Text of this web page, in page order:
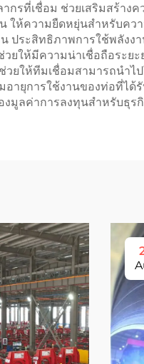
กรที่เชื่อม ช่วยเสริมสร้า
ให้ความยืดหยุ่นสำหรับค
ประสิทธิภาพการใช้พลังง
ยให้มีความน่าเชื่อถือระย
ยให้ทีมเชื่อมสามารถนำไ
อายุการใช้งานของท่อที่ไ
งมูลค่าการลงทุนสำหรับธุร